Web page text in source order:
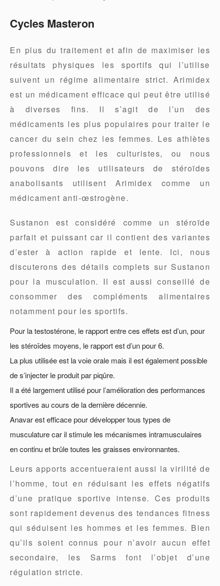
Cycles Masteron
En plus du traitement et afin de maximiser les
résultats physiques les sportifs qui l’utilise
suivent un régime alimentaire strict. Arimidex
est un médicament efficace qui peut être utilisé
à diverses fins. Il s’agit de l’un des
médicaments les plus populaires pour traiter le
cancer du sein chez les femmes. Les athlètes
professionnels et les culturistes, ou nous
pouvons dire les utilisateurs de stéroïdes
anabolisants utilisent Arimidex comme un
médicament anti-œstrogène.
Sustanon est considéré comme un stéroïde
parfait et puissant car il contient des variantes
d’ester à action rapide et lente. Ici, nous
discuterons des détails complets sur Sustanon
pour la musculation. Il est aussi conseillé de
consommer des compléments alimentaires
notamment pour les sportifs.
Pour la testostérone, le rapport entre ces effets est d’un, pour
les stéroïdes moyens, le rapport est d’un pour 6.
La plus utilisée est la voie orale mais il est également possible
de s’injecter le produit par piqûre.
Il a été largement utilisé pour l’amélioration des performances
sportives au cours de la dernière décennie.
Anavar est efficace pour développer tous types de
musculature car il stimule les mécanismes intramusculaires
en continu et brûle toutes les graisses environnantes.
Leurs apports accentueraient aussi la virilité de
l’homme, tout en réduisant les effets négatifs
d’une pratique sportive intense. Ces produits
sont rapidement devenus des tendances fitness
qui séduisent les hommes et les femmes. Bien
qu’ils soient connus pour n’avoir aucun effet
secondaire, les Sarms font l’objet d’une
régulation stricte.